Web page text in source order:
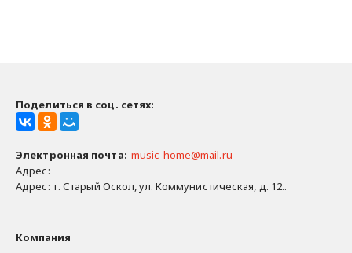
Поделиться в соц. сетях:
Электронная почта: music-home@mail.ru
Адрес:
Адрес: г. Старый Оскол, ул. Коммунистическая, д. 12..
Компания